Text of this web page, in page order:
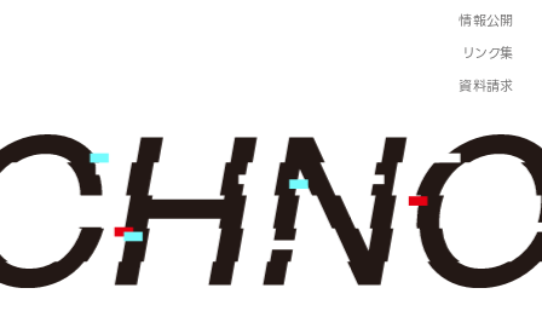
情報公開
リンク集
資料請求